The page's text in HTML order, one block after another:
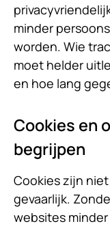
minder
worden. Wie
moet helder
en hoe lang
Cookies en
begrijpen
Cookies zijn
gevaarlijk.
websites